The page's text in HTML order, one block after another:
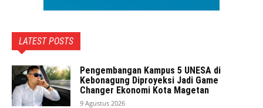
LATEST POSTS
Pengembangan Kampus 5 UNESA di
Kebonagung Diproyeksi Jadi Game
Changer Ekonomi Kota Magetan
9 Agustus 2026